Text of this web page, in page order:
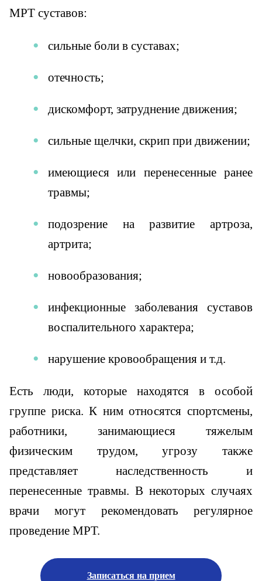
МРТ суставов:
сильные боли в суставах;
отечность;
дискомфорт, затруднение движения;
сильные щелчки, скрип при движении;
имеющиеся или перенесенные ранее
травмы;
подозрение на развитие артроза,
артрита;
новообразования;
инфекционные заболевания суставов
воспалительного характера;
нарушение кровообращения и т.д.
Есть люди, которые находятся в особой
группе риска. К ним относятся спортсмены,
работники, занимающиеся тяжелым
физическим трудом, угрозу также
представляет наследственность и
перенесенные травмы. В некоторых случаях
врачи могут рекомендовать регулярное
проведение МРТ.
Записаться на прием